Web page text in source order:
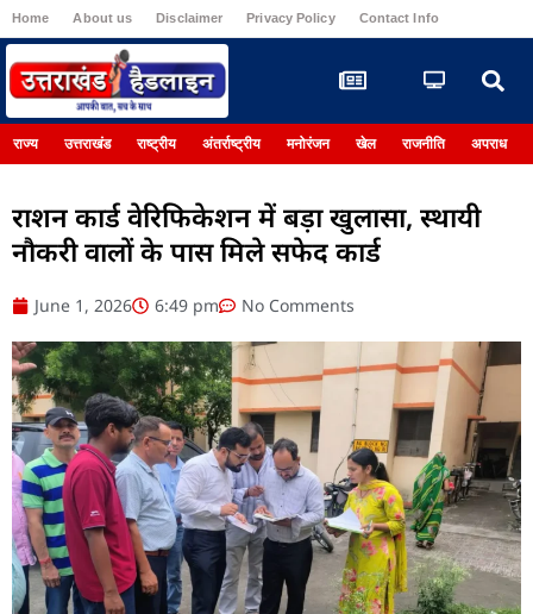
Home About us Disclaimer Privacy Policy Contact Info
राज्य उत्तराखंड राष्ट्रीय अंतर्राष्ट्रीय मनोरंजन खेल राजनीति अपराध
राशन कार्ड वेरिफिकेशन में बड़ा खुलासा, स्थायी
नौकरी वालों के पास मिले सफेद कार्ड
June 1, 2026 6:49 pm No Comments